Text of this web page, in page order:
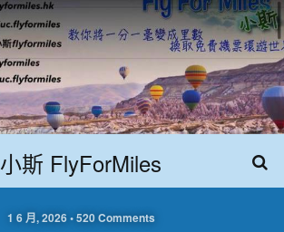
小斯 FlyForMiles
1 6 月, 2026 • 520 Comments